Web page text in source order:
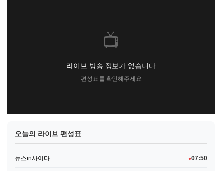
📺
라이브 방송 정보가 없습니다
편성표를 확인해주세요
오늘의 라이브 편성표
뉴스in사이다 ●07:50